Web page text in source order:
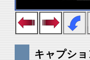
キャプショ